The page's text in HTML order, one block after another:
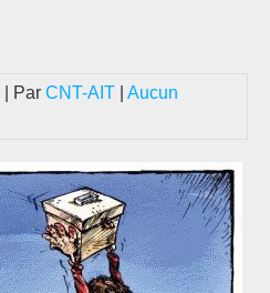
| Par CNT-AIT
Aucun